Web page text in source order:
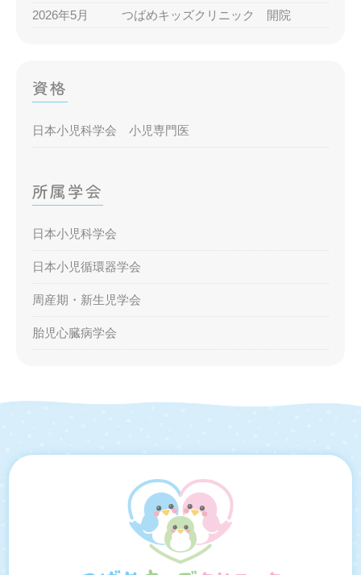
2026年5月 つばめキッズクリニック 開院
資格
日本小児科学会 小児専門医
所属学会
日本小児科学会
日本小児循環器学会
周産期・新生児学会
胎児心臓病学会